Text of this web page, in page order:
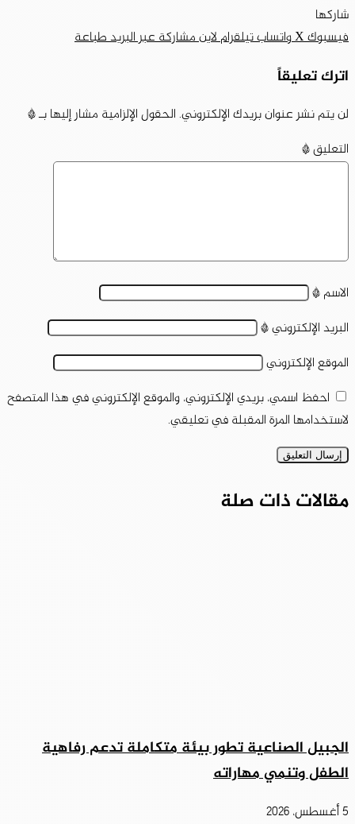
شاركها
فيسبوك‫Xواتسابتيلقراملاينمشاركة عبر البريدطباعة
اترك تعليقاً
لن يتم نشر عنوان بريدك الإلكتروني. الحقول الإلزامية مشار إليها بـ*
التعليق*
الاسم*
البريد الإلكتروني*
الموقع الإلكتروني
احفظ اسمي، بريدي الإلكتروني، والموقع الإلكتروني في هذا المتصفح
لاستخدامها المرة المقبلة في تعليقي.
مقالات ذات صلة
الجبيل الصناعية تطور بيئة متكاملة تدعم رفاهية
الطفل وتنمي مهاراته
5 أغسطس، 2026